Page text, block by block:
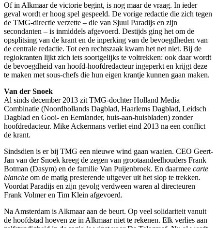
Of in Alkmaar de victorie begint, is nog maar de vraag. In ieder
geval wordt er hoog spel gespeeld. De vorige redactie die zich tegen
de TMG-directie verzette – die van Sjuul Paradijs en zijn
secondanten – is inmiddels afgevoerd. Destijds ging het om de
opsplitsing van de krant en de inperking van de bevoegdheden van
de centrale redactie. Tot een rechtszaak kwam het net niet. Bij de
regiokranten lijkt zich iets soortgelijks te voltrekken: ook daar wordt
de bevoegdheid van hoofd-hoofdredacteur ingeperkt en krijgt deze
te maken met sous-chefs die hun eigen krantje kunnen gaan maken.
Van der Snoek
Al sinds december 2013 zit TMG-dochter Holland Media
Combinatie (Noordhollands Dagblad, Haarlems Dagblad, Leidsch
Dagblad en Gooi- en Eemlander, huis-aan-huisbladen) zonder
hoofdredacteur. Mike Ackermans verliet eind 2013 na een conflict
de krant.
Sindsdien is er bij TMG een nieuwe wind gaan waaien. CEO Geert-
Jan van der Snoek kreeg de zegen van grootaandeelhouders Frank
Botman (Dasym) en de familie Van Puijenbroek. En daarmee carte
blanche om de matig presterende uitgever uit het slop te trekken.
Voordat Paradijs en zijn gevolg verdween waren al directeuren
Frank Volmer en Tim Klein afgevoerd.
Na Amsterdam is Alkmaar aan de beurt. Op veel solidariteit vanuit
de hoofdstad hoeven ze in Alkmaar niet te rekenen. Elk verlies aan